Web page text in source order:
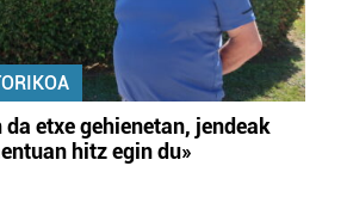
da etxe gehienetan, jendeak
hitz egin du»